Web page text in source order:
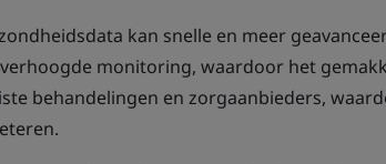
kan snelle en meer
monitoring, waardoor het
behandelingen en zorgaanbieders,